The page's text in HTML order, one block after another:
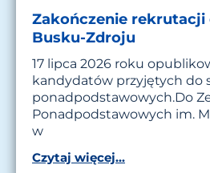
Zakończenie rekrutacji
Busku-Zdroju
17 lipca 2026 roku
kandydatów przyjętych do
ponadpodstawowych.Do
Ponadpodstawowych im.
w
Czytaj więcej...